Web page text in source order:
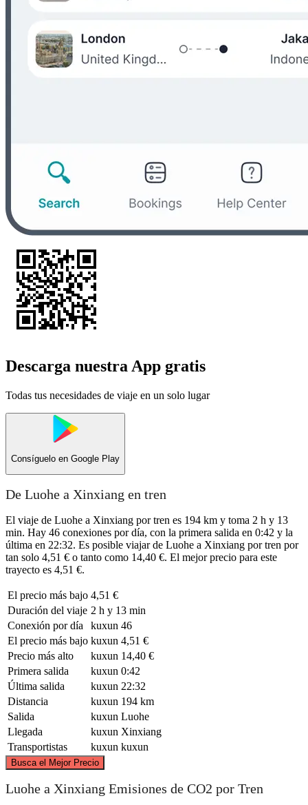
Descarga nuestra App gratis
Todas tus necesidades de viaje en un solo lugar
Consíguelo en Google Play
De Luohe a Xinxiang en tren
El viaje de Luohe a Xinxiang por tren es 194 km y toma 2 h y 13
min. Hay 46 conexiones por día, con la primera salida en 0:42 y la
última en 22:32. Es posible viajar de Luohe a Xinxiang por tren por
tan solo 4,51 € o tanto como 14,40 €. El mejor precio para este
trayecto es 4,51 €.
El precio más bajo 4,51 €
Duración del viaje 2 h y 13 min
Conexión por día
kuxun 46
El precio más bajo kuxun 4,51 €
Precio más alto
kuxun 14,40 €
Primera salida
kuxun 0:42
Última salida
kuxun 22:32
Distancia
kuxun 194 km
Salida
kuxun Luohe
Llegada
kuxun Xinxiang
Transportistas
kuxun kuxun
Busca el Mejor Precio
Luohe a Xinxiang Emisiones de CO2 por Tren